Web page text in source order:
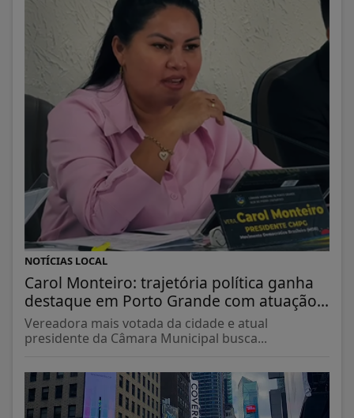
NOTÍCIAS LOCAL
Carol Monteiro: trajetória política ganha
destaque em Porto Grande com atuação...
Vereadora mais votada da cidade e atual
presidente da Câmara Municipal busca...